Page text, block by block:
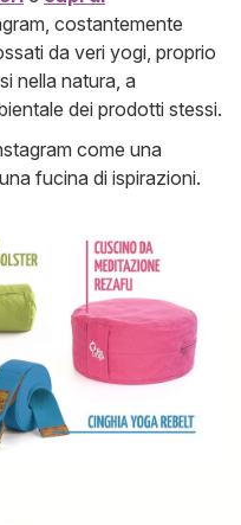
costantemente
da veri yogi, proprio
nella natura, a
dei prodotti stessi.
come una
fucina di ispirazioni.